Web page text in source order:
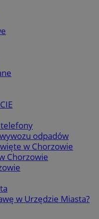
odpadów
w Chorzowie
Chorzowie
w Urzędzie Miasta?